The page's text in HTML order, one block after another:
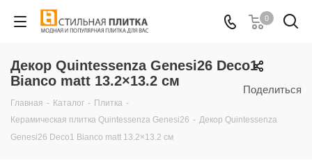
0
Поделиться
Декор Quintessenza Genesi26 Deco1
Bianco matt 13.2×13.2 см
Главная - Каталог - Плитка -
Керамическая плитка Quintessenza Genesi26 - Декор Quintessenza
Genesi26 Deco1 Bianco matt 13.2×13.2 см